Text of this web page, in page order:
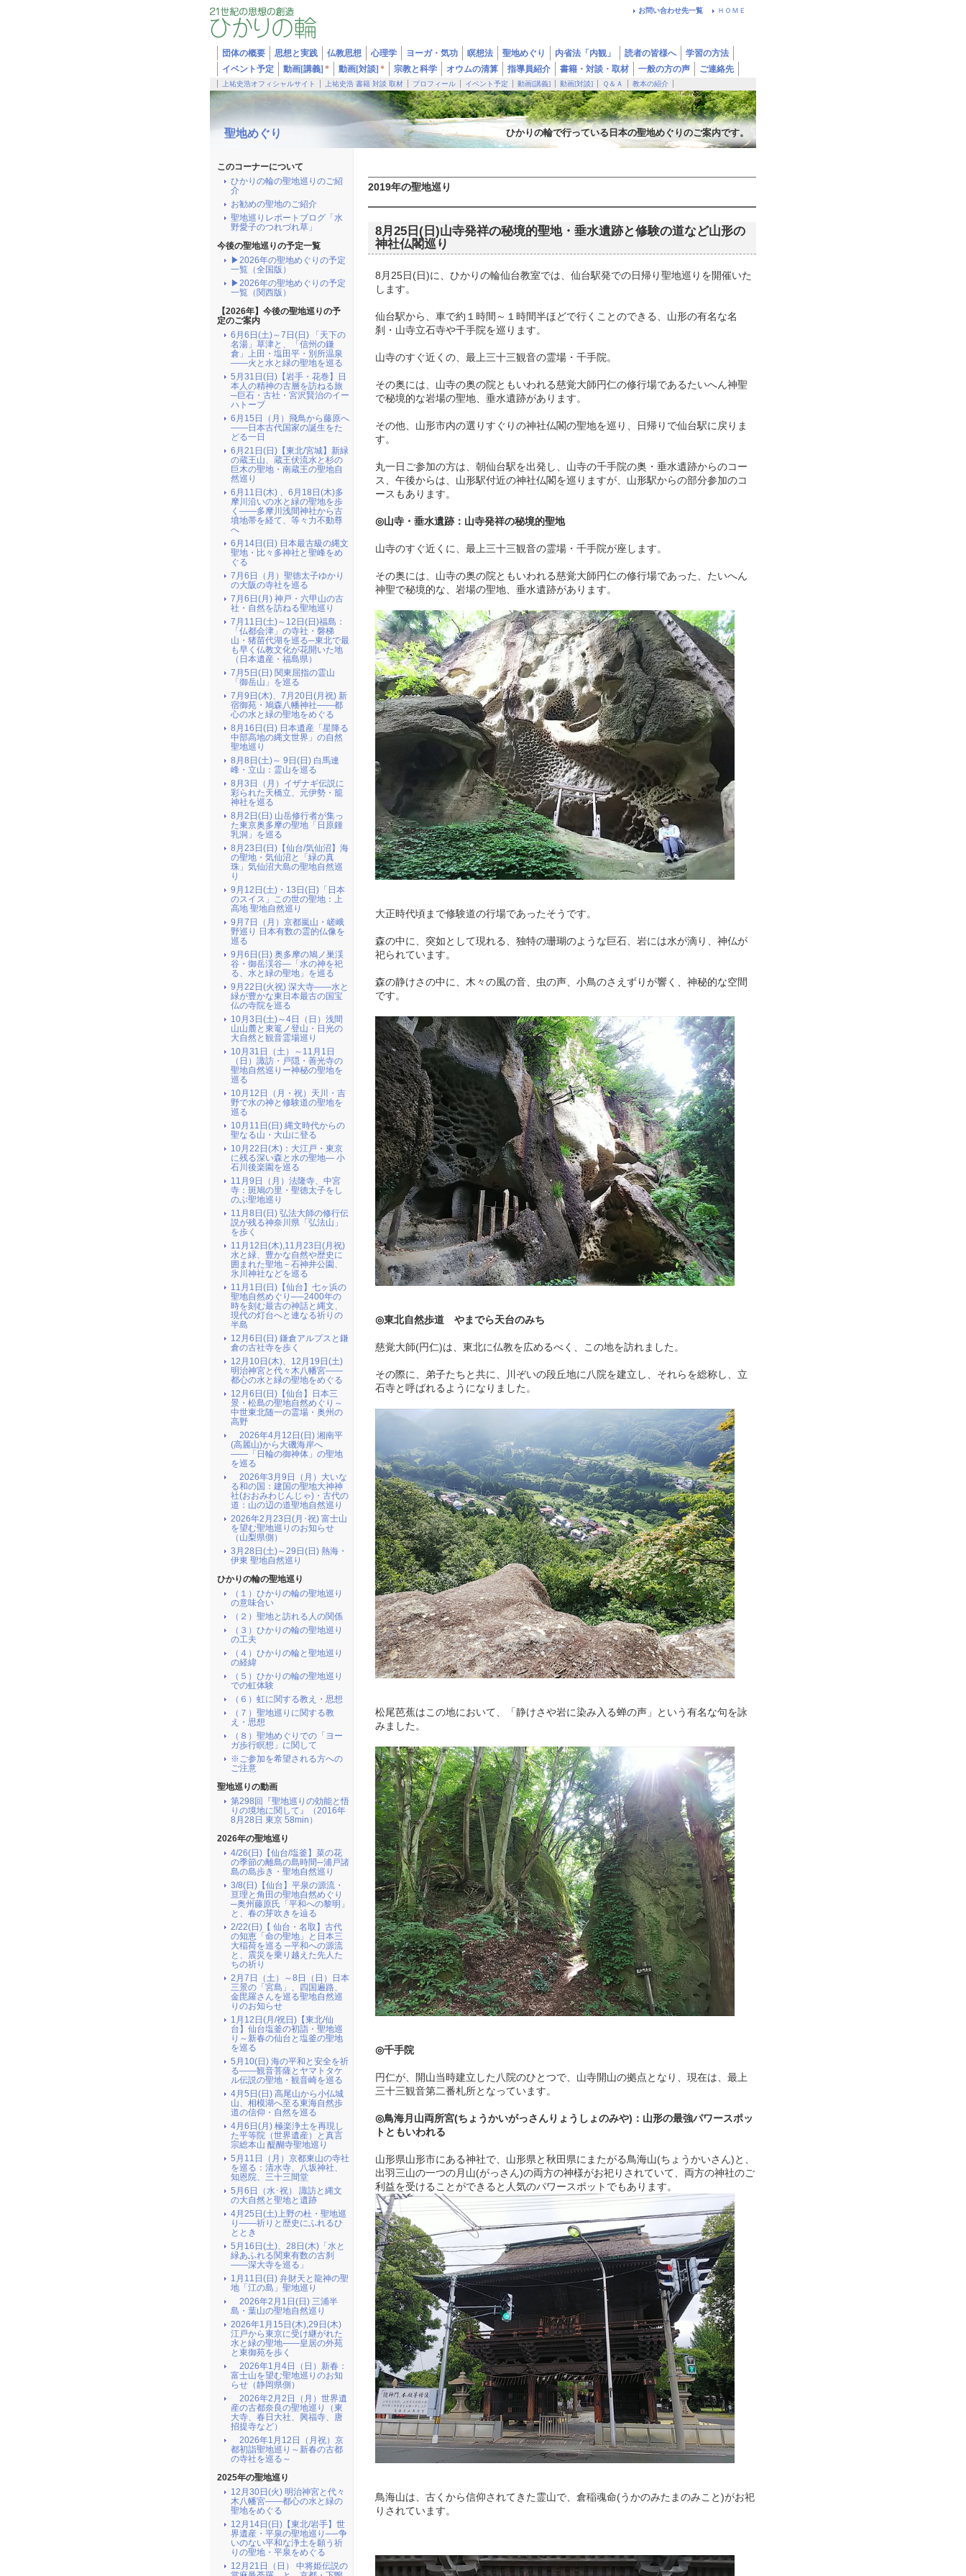
ＨＯＭＥ
お問い合わせ先一覧
団体の概要 思想と実践 仏教思想 心理学 ヨーガ・気功 瞑想法 聖地めぐり 内省法「内観」 読者の皆様へ
学習の方法
イベント予定
動画[講義] * 動画[対談] * 宗教と科学 オウムの清算 指導員紹介 書籍・対談・取材 一般の方の声 ご連絡先
上祐史浩オフィシャルサイト 上祐史浩 書籍 対談 取材 プロフィール イベント予定 動画[講義] 動画[対談] Ｑ＆Ａ 教本の紹介
聖地めぐり ひかりの輪で行っている日本の聖地めぐりのご案内です。
2019年の聖地巡り
8月25日(日)山寺発祥の秘境的聖地・垂水遺跡と修験の道など山形の
神社仏閣巡り
8月25日(日)に、ひかりの輪仙台教室では、仙台駅発での日帰り聖地巡りを開催いた
します。
仙台駅から、車で約１時間～１時間半ほどで行くことのできる、山形の有名な名
刹・山寺立石寺や千手院を巡ります。
山寺のすぐ近くの、最上三十三観音の霊場・千手院。
その奥には、山寺の奥の院ともいわれる慈覚大師円仁の修行場であるたいへん神聖
で秘境的な岩場の聖地、垂水遺跡があります。
その他、山形市内の選りすぐりの神社仏閣の聖地を巡り、日帰りで仙台駅に戻りま
す。
丸一日ご参加の方は、朝仙台駅を出発し、山寺の千手院の奥・垂水遺跡からのコー
ス、午後からは、山形駅付近の神社仏閣を巡りますが、山形駅からの部分参加のコ
ースもあります。
◎山寺・垂水遺跡：山寺発祥の秘境的聖地
山寺のすぐ近くに、最上三十三観音の霊場・千手院が座します。
その奥には、山寺の奥の院ともいわれる慈覚大師円仁の修行場であった、たいへん
神聖で秘境的な、岩場の聖地、垂水遺跡があります。
大正時代頃まで修験道の行場であったそうです。
森の中に、突如として現れる、独特の珊瑚のような巨石、岩には水が滴り、神仏が
祀られています。
森の静けさの中に、木々の風の音、虫の声、小鳥のさえずりが響く、神秘的な空間
です。
◎東北自然歩道 やまでら天台のみち
慈覚大師(円仁)は、東北に仏教を広めるべく、この地を訪れました。
その際に、弟子たちと共に、川ぞいの段丘地に八院を建立し、それらを総称し、立
石寺と呼ばれるようになりました。
松尾芭蕉はこの地において、「静けさや岩に染み入る蝉の声」という有名な句を詠
みました。
◎千手院
円仁が、開山当時建立した八院のひとつで、山寺開山の拠点となり、現在は、最上
三十三観音第二番札所となっています。
◎鳥海月山両所宮(ちょうかいがっさんりょうしょのみや)：山形の最強パワースポッ
トともいわれる
山形県山形市にある神社で、山形県と秋田県にまたがる鳥海山(ちょうかいさん)と、
出羽三山の一つの月山(がっさん)の両方の神様がお祀りされていて、両方の神社のご
利益を受けることができると人気のパワースポットでもあります。
鳥海山は、古くから信仰されてきた霊山で、倉稲魂命(うかのみたまのみこと)がお祀
りされています。
このコーナーについて
ひかりの輪の聖地巡りのご紹
介
お勧めの聖地のご紹介
聖地巡りレポートブログ「水
野愛子のつれづれ草」
今後の聖地巡りの予定一覧
▶2026年の聖地めぐりの予定
一覧（全国版）
▶2026年の聖地めぐりの予定
一覧（関西版）
【2026年】今後の聖地巡りの予
定のご案内
6月6日(土)～7日(日) 「天下の
名湯」草津と、「信州の鎌
倉」上田・塩田平・別所温泉
――火と水と緑の聖地を巡る
5月31日(日)【岩手・花巻】日
本人の精神の古層を訪ねる旅
─巨石・古社・宮沢賢治のイー
ハトーブ
6月15日（月）飛鳥から藤原へ
――日本古代国家の誕生をた
どる一日
6月21日(日)【東北/宮城】新緑
の蔵王山、蔵王伏流水と杉の
巨木の聖地・南蔵王の聖地自
然巡り
6月11日(木) 、6月18日(木)多
摩川沿いの水と緑の聖地を歩
く――多摩川浅間神社から古
墳地帯を経て、等々力不動尊
へ
6月14日(日) 日本最古級の縄文
聖地・比々多神社と聖峰をめ
ぐる
7月6日（月）聖徳太子ゆかり
の大阪の寺社を巡る
7月6日(月) 神戸・六甲山の古
社・自然を訪ねる聖地巡り
7月11日(土)～12日(日)福島：
「仏都会津」の寺社・磐梯
山・猪苗代湖を巡る─東北で最
も早く仏教文化が花開いた地
（日本遺産・福島県）
7月5日(日) 関東屈指の霊山
「御岳山」を巡る
7月9日(木)、7月20日(月祝) 新
宿御苑・鳩森八幡神社――都
心の水と緑の聖地をめぐる
8月16日(日) 日本遺産「星降る
中部高地の縄文世界」の自然
聖地巡り
8月8日(土)～ 9日(日) 白馬連
峰・立山：霊山を巡る
8月3日（月）イザナギ伝説に
彩られた天橋立、元伊勢・籠
神社を巡る
8月2日(日) 山岳修行者が集っ
た東京奥多摩の聖地「日原鍾
乳洞」を巡る
8月23日(日)【仙台/気仙沼】海
の聖地・気仙沼と「緑の真
珠」気仙沼大島の聖地自然巡
り
9月12日(土)・13日(日)「日本
のスイス」この世の聖地：上
高地 聖地自然巡り
9月7日（月）京都嵐山・嵯峨
野巡り 日本有数の霊的仏像を
巡る
9月6日(日) 奥多摩の鳩ノ巣渓
谷・御岳渓谷―「水の神を祀
る、水と緑の聖地」を巡る
9月22日(火祝) 深大寺――水と
緑が豊かな東日本最古の国宝
仏の寺院を巡る
10月3日(土)～4日（日）浅間
山山麓と東篭ノ登山・日光の
大自然と観音霊場巡り
10月31日（土）～11月1日
（日）諏訪・戸隠・善光寺の
聖地自然巡りー神秘の聖地を
巡る
10月12日（月・祝）天川・吉
野で水の神と修験道の聖地を
巡る
10月11日(日) 縄文時代からの
聖なる山・大山に登る
10月22日(木)：大江戸・東京
に残る深い森と水の聖地― 小
石川後楽園を巡る
11月9日（月）法隆寺、中宮
寺：斑鳩の里・聖徳太子をし
のぶ聖地巡り
11月8日(日) 弘法大師の修行伝
説が残る神奈川県「弘法山」
を歩く
11月12日(木),11月23日(月祝)
水と緑、豊かな自然や歴史に
囲まれた聖地－石神井公園、
氷川神社などを巡る
11月1日(日)【仙台】七ヶ浜の
聖地自然めぐり──2400年の
時を刻む最古の神話と縄文、
現代の灯台へと連なる祈りの
半島
12月6日(日) 鎌倉アルプスと鎌
倉の古社寺を歩く
12月10日(木)、12月19日(土)
明治神宮と代々木八幡宮――
都心の水と緑の聖地をめぐる
12月6日(日)【仙台】日本三
景・松島の聖地自然めぐり～
中世東北随一の霊場・奥州の
高野
2026年4月12日(日) 湘南平
(高麗山)から大磯海岸へ
――「日輪の御神体」の聖地
を巡る
2026年3月9日（月）大いな
る和の国：建国の聖地大神神
社(おおみわじんじゃ)・古代の
道：山の辺の道聖地自然巡り
2026年2月23日(月･祝) 富士山
を望む聖地巡りのお知らせ
（山梨県側）
3月28日(土)～29日(日) 熱海・
伊東 聖地自然巡り
ひかりの輪の聖地巡り
（１）ひかりの輪の聖地巡り
の意味合い
（２）聖地と訪れる人の関係
（３）ひかりの輪の聖地巡り
の工夫
（４）ひかりの輪と聖地巡り
の経緯
（５）ひかりの輪の聖地巡り
での虹体験
（６）虹に関する教え・思想
（７）聖地巡りに関する教
え・思想
（８）聖地めぐりでの「ヨー
ガ歩行瞑想」に関して
※ご参加を希望される方への
ご注意
聖地巡りの動画
第298回『聖地巡りの効能と悟
りの境地に関して』（2016年
8月28日 東京 58min）
2026年の聖地巡り
4/26(日)【仙台/塩釜】菜の花
の季節の離島の島時間─浦戸諸
島の島歩き・聖地自然巡り
3/8(日)【仙台】平泉の源流・
亘理と角田の聖地自然めぐり
─奥州藤原氏「平和への黎明」
と、春の芽吹きを辿る
2/22(日)【 仙台・名取】古代
の知恵「命の聖地」と日本三
大稲荷を巡る ─平和への源流
と、震災を乗り越えた先人た
ちの祈り
2月7日（土）～8日（日）日本
三景の「宮島」、四国遍路、
金毘羅さんを巡る聖地自然巡
りのお知らせ
1月12日(月/祝日)【東北/仙
台】仙台塩釜の初詣・聖地巡
り～新春の仙台と塩釜の聖地
を巡る
5月10(日) 海の平和と安全を祈
る――観音菩薩とヤマトタケ
ル伝説の聖地・観音崎を巡る
4月5日(日) 高尾山から小仏城
山、相模湖へ至る東海自然歩
道の信仰・自然を巡る
4月6日(月) 極楽浄土を再現し
た平等院（世界遺産）と真言
宗総本山 醍醐寺聖地巡り
5月11日（月）京都東山の寺社
を巡る：清水寺、八坂神社、
知恩院、三十三間堂
5月6日（水･祝） 諏訪と縄文
の大自然と聖地と遺跡
4月25日(土)上野の杜・聖地巡
り――祈りと歴史にふれるひ
ととき
5月16日(土)、28日(木)「水と
緑あふれる関東有数の古刹
――深大寺を巡る」
1月11日(日) 弁財天と龍神の聖
地「江の島」聖地巡り
2026年2月1日(日) 三浦半
島・葉山の聖地自然巡り
2026年1月15日(木),29日(木)
江戸から東京に受け継がれた
水と緑の聖地――皇居の外苑
と東御苑を歩く
2026年1月4日（日）新春：
富士山を望む聖地巡りのお知
らせ（静岡県側）
2026年2月2日（月）世界遺
産の古都奈良の聖地巡り（東
大寺、春日大社、興福寺、唐
招提寺など）
2026年1月12日（月祝）京
都初詣聖地巡り～新春の古都
の寺社を巡る～
2025年の聖地巡り
12月30日(火) 明治神宮と代々
木八幡宮――都心の水と緑の
聖地をめぐる
12月14日(日)【東北/岩手】世
界遺産・平泉の聖地巡り──争
いのない平和な浄土を願う祈
りの聖地・平泉をめぐる
12月21日（日） 中将姫伝説の